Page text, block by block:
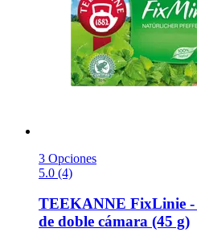
3 Opciones
5.0 (4)
TEEKANNE FixLinie -​
de doble cámara (45 g)